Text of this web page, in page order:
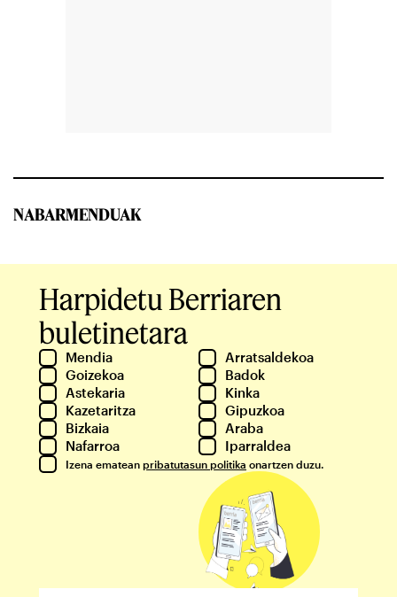
NABARMENDUAK
Harpidetu Berriaren
buletinetara
Mendia
Arratsaldekoa
Goizekoa
Badok
Astekaria
Kinka
Kazetaritza
Gipuzkoa
Bizkaia
Araba
Nafarroa
Iparraldea
Izena ematean pribatutasun politika onartzen duzu.